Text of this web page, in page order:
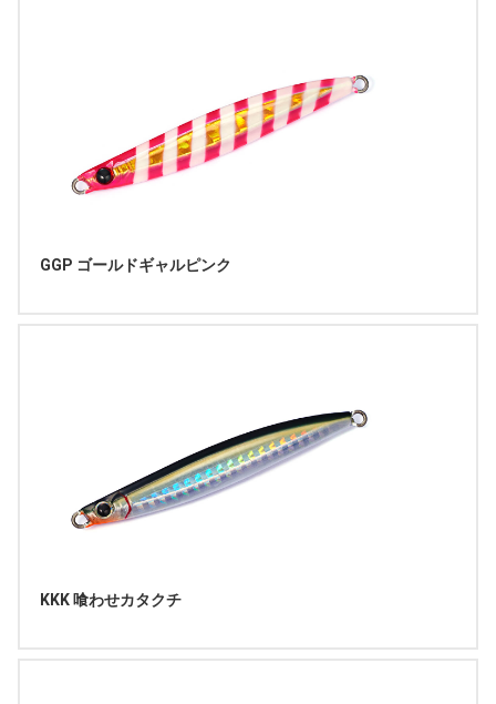
GGP ゴールドギャルピンク
KKK 喰わせカタクチ